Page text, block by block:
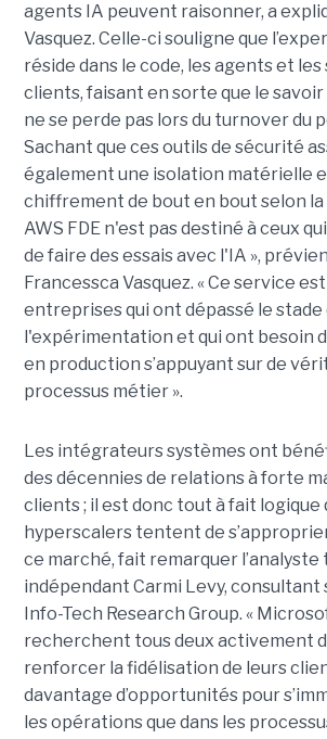
agents IA peuvent raisonner, a
Vasquez. Celle-ci souligne que
réside dans le code, les agents et les
clients, faisant en sorte que le
ne se perde pas lors du turnover du
Sachant que ces outils de sécurité
également une isolation matérielle
chiffrement de bout en bout selon la
AWS FDE n'est pas destiné à ceux
de faire des essais avec l'IA »,
Francessca Vasquez. « Ce service
entreprises qui ont dépassé le stade
l'expérimentation et qui ont besoin
en production s’appuyant sur de
processus métier ».
Les intégrateurs systèmes ont
des décennies de relations à forte
clients ; il est donc tout à fait logique
hyperscalers tentent de
ce marché, fait remarquer
indépendant Carmi Levy, consultant
Info-Tech Research Group. «
recherchent tous deux activement
renforcer la fidélisation de leurs
davantage d’opportunités pour
les opérations que dans les